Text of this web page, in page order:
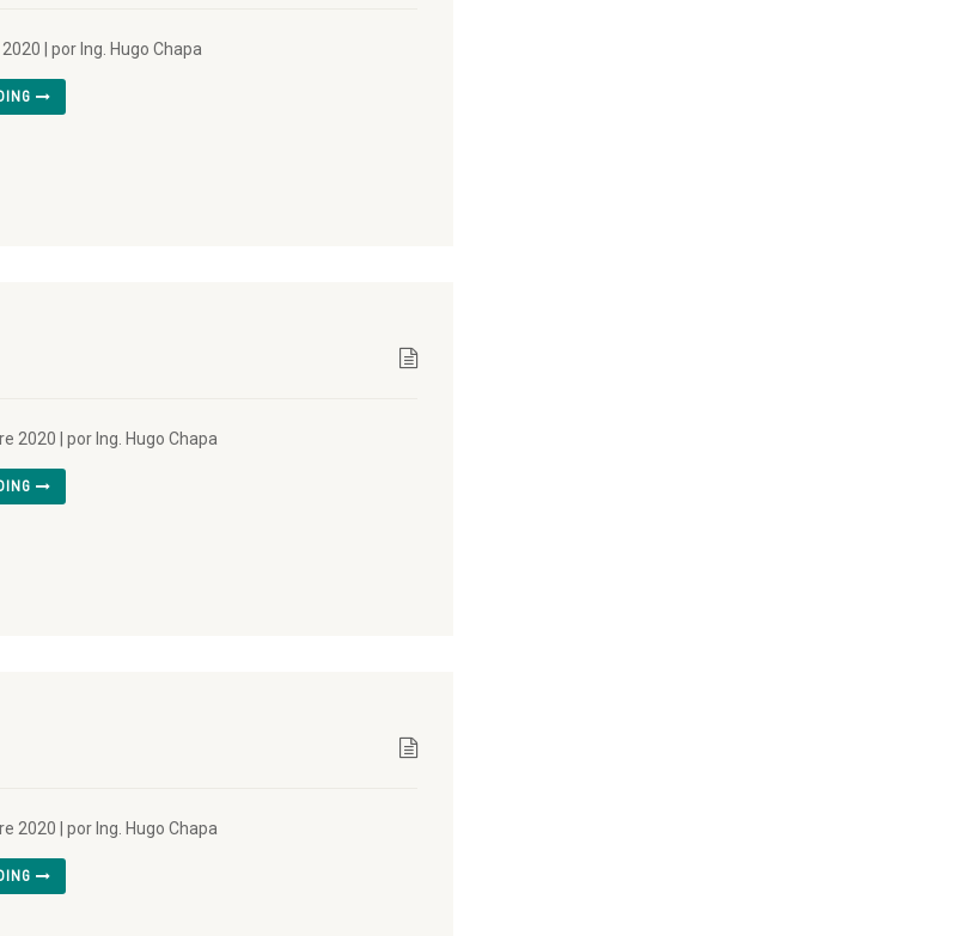
| por Ing. Hugo Chapa
2020 | por Ing. Hugo Chapa
2020 | por Ing. Hugo Chapa